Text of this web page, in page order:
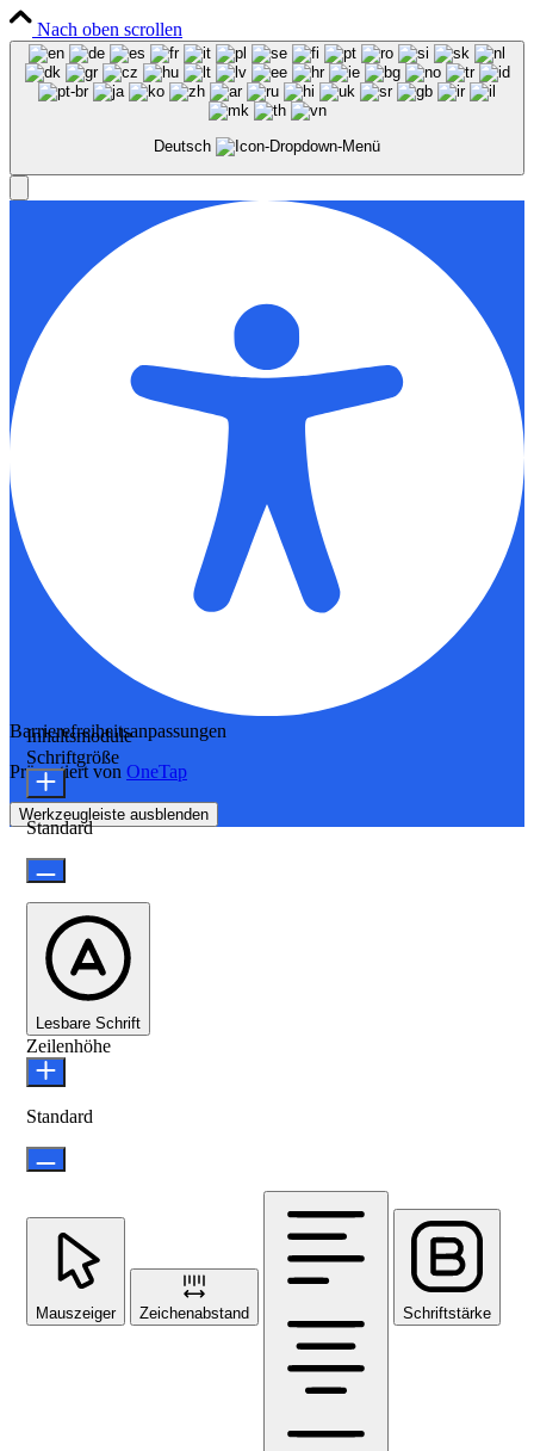
Nach oben scrollen
Deutsch
Barrierefreiheitsanpassungen
Präsentiert von OneTap
Werkzeugleiste ausblenden
Inhaltsmodule
Schriftgröße
Standard
Lesbare Schrift
Zeilenhöhe
Standard
Mauszeiger Zeichenabstand Schriftstärke